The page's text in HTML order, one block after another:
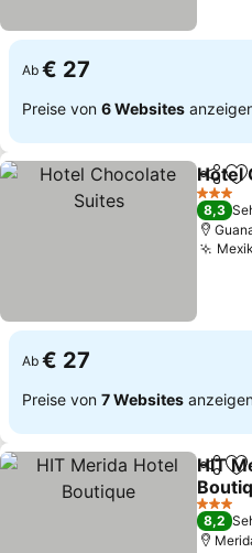
Ab € 27
Preise von 6 Websites
Teilen
Hotel
3 Sterne
8,3
Ab € 27
Preise von 7 Websites
Teilen
HIT
3 Sterne
8,2